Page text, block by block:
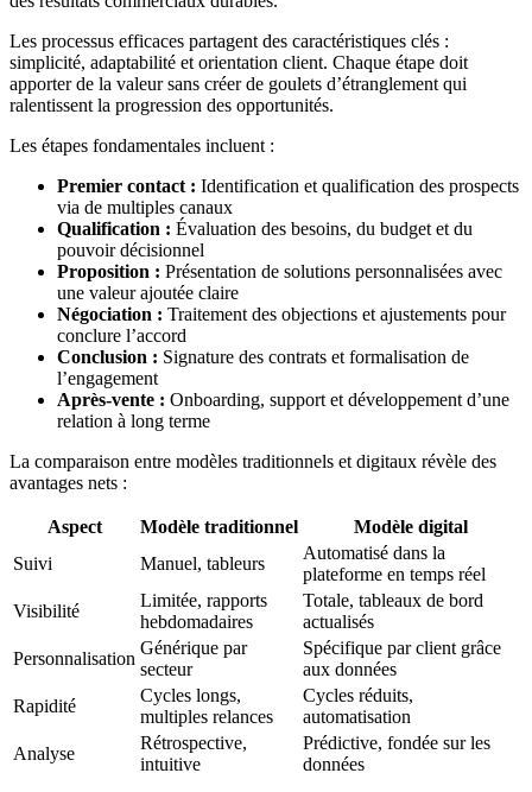
Les processus efficaces partagent des caractéristiques clés :
simplicité, adaptabilité et orientation client. Chaque étape doit
apporter de la valeur sans créer de goulets d’étranglement qui
ralentissent la progression des opportunités.
Les étapes fondamentales incluent :
Premier contact : Identification et qualification des prospects
via de multiples canaux
Qualification : Évaluation des besoins, du budget et du
pouvoir décisionnel
Proposition : Présentation de solutions personnalisées avec
une valeur ajoutée claire
Négociation : Traitement des objections et ajustements pour
conclure l’accord
Conclusion : Signature des contrats et formalisation de
l’engagement
Après-vente : Onboarding, support et développement d’une
relation à long terme
La comparaison entre modèles traditionnels et digitaux révèle des
avantages nets :
Aspect Modèle traditionnel
Modèle digital
Suivi
Manuel, tableurs
Automatisé dans la
plateforme en temps réel
Visibilité
Limitée, rapports
hebdomadaires
Totale, tableaux de bord
actualisés
Personnalisation
Générique par
secteur
Spécifique par client grâce
aux données
Rapidité
Cycles longs,
multiples relances
Cycles réduits,
automatisation
Analyse
Rétrospective,
intuitive
Prédictive, fondée sur les
données